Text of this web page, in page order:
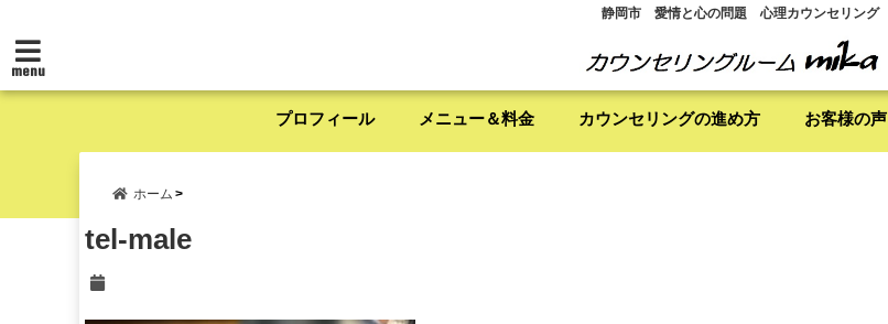
静岡市 愛情と心の問題 心理カウンセリング
menu
プロフィール メニュー＆料金 カウンセリングの進め方 お客様の声
ホーム
tel-male